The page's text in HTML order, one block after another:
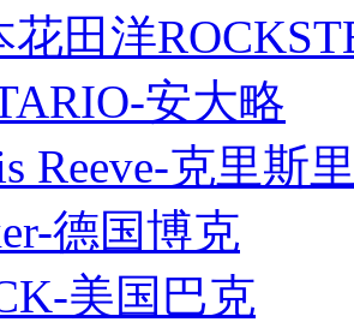
花田洋
安大略
Reeve-克里斯
德国博克
美国巴克